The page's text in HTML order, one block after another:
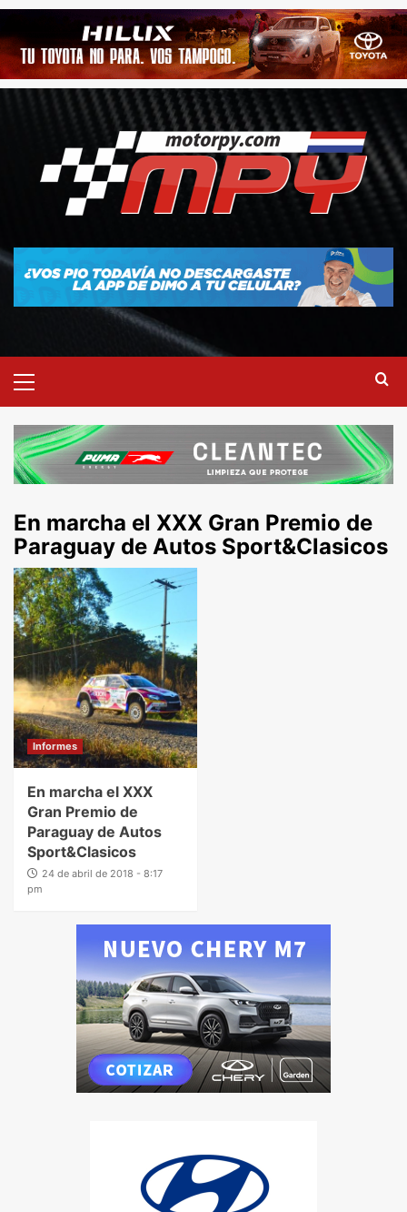
En marcha el XXX Gran Premio de
Paraguay de Autos Sport&Clasicos
Informes
En marcha el XXX
Gran Premio de
Paraguay de Autos
Sport&Clasicos
24 de abril de 2018 - 8:17
pm